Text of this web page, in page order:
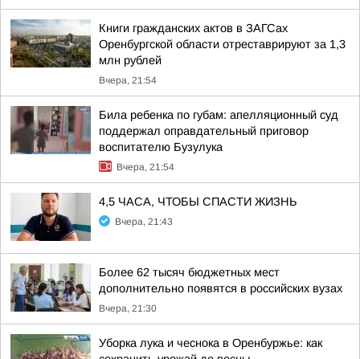
Книги гражданских актов в ЗАГСах
Оренбургской области отреставрируют за 1,3
млн рублей
Вчера, 21:54
Била ребенка по губам: апелляционный суд
поддержал оправдательный приговор
воспитателю Бузулука
Вчера, 21:54
4,5 ЧАСА, ЧТОБЫ СПАСТИ ЖИЗНЬ
Вчера, 21:43
Более 62 тысяч бюджетных мест
дополнительно появятся в российских вузах
Вчера, 21:30
Уборка лука и чеснока в Оренбуржье: как